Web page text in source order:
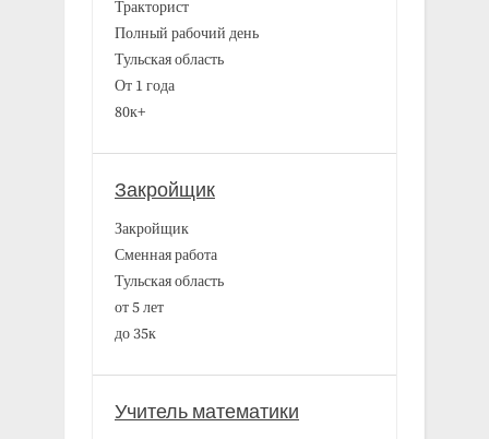
Тракторист
Полный рабочий день
Тульская область
От 1 года
80к+
Закройщик
Закройщик
Сменная работа
Тульская область
от 5 лет
до 35к
Учитель математики